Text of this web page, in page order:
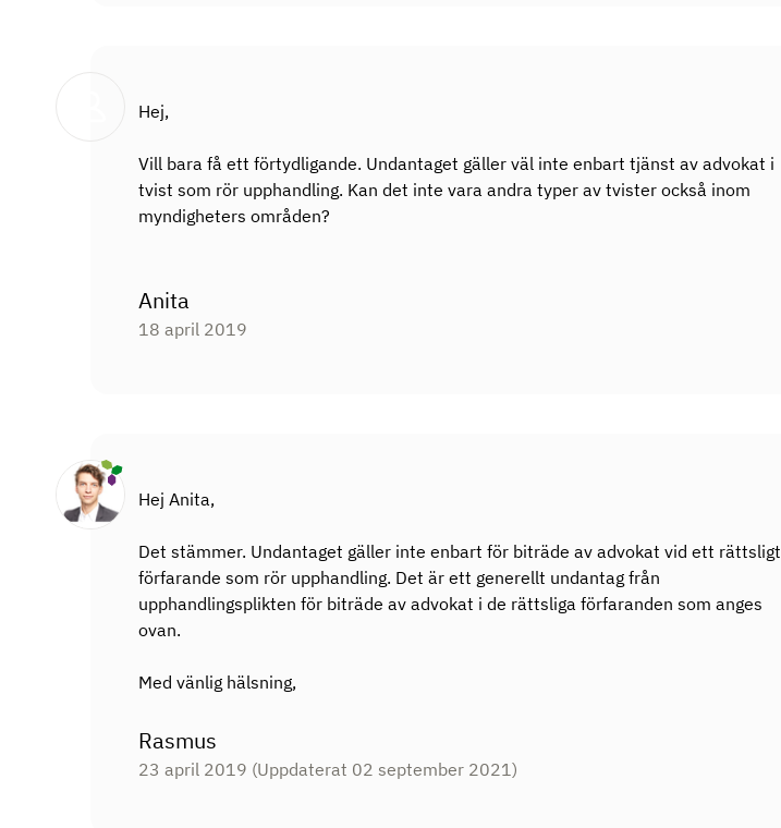
Hej,
Vill bara få ett förtydligande. Undantaget gäller väl inte enbart tjänst av advokat i
tvist som rör upphandling. Kan det inte vara andra typer av tvister också inom
myndigheters områden?
Anita
18 april 2019
Hej Anita,
Det stämmer. Undantaget gäller inte enbart för biträde av advokat vid ett rättsligt
förfarande som rör upphandling. Det är ett generellt undantag från
upphandlingsplikten för biträde av advokat i de rättsliga förfaranden som anges
ovan.
Med vänlig hälsning,
Rasmus
23 april 2019 (Uppdaterat 02 september 2021)